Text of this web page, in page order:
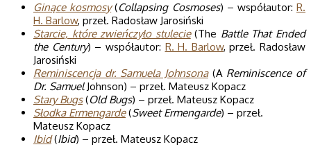
Ginące kosmosy(Collapsing Cosmoses) – współautor:R.
H. Barlow, przeł. Radosław Jarosiński
Starcie, które zwieńczyło stulecie(The Battle That Ended
the Century) – współautor: R. H. Barlow, przeł. Radosław
Jarosiński
Reminiscencja dr. Samuela Johnsona(AReminiscence of
Dr. SamuelJohnson) – przeł. Mateusz Kopacz
Stary Bugs (Old Bugs) – przeł. Mateusz Kopacz
Słodka Ermengarde (Sweet Ermengarde) – przeł.
Mateusz Kopacz
Ibid (Ibid) – przeł. Mateusz Kopacz